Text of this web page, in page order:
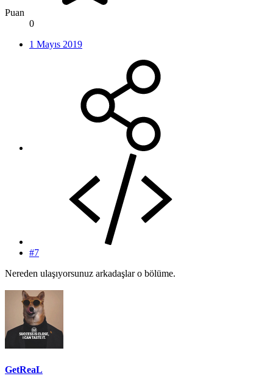
Puan
0
1 Mayıs 2019
#7
Nereden ulaşıyorsunuz arkadaşlar o bölüme.
GetReaL